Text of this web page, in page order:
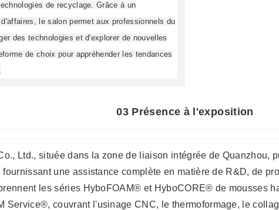
de recyclage. Grâce à un
le salon permet aux professionnels du
des technologies et d'explorer de nouvelles
de choix pour appréhender les tendances
03 Présence à l'exposition
Ltd., située dans la zone de liaison intégrée de Quanzhou,
une assistance complète en matière de R&D, de
les séries HyboFOAM® et HyboCORE® de mousses
Service®, couvrant l'usinage CNC, le thermoformage, le